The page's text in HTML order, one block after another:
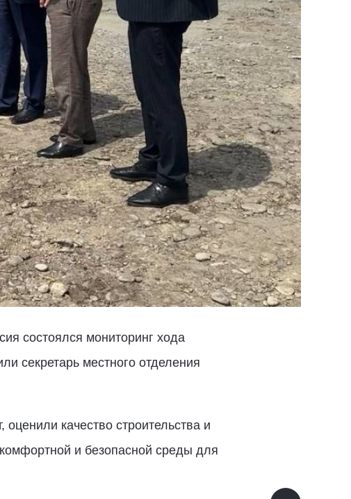
состоялся мониторинг хода
секретарь местного отделения
качество строительства и
и безопасной среды для